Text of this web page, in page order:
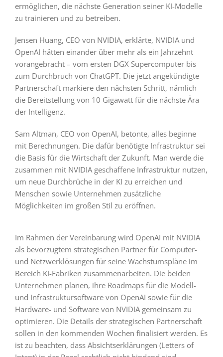
ermöglichen, die nächste Generation seiner KI-Modelle
zu trainieren und zu betreiben.
Jensen Huang, CEO von NVIDIA, erklärte, NVIDIA und
OpenAI hätten einander über mehr als ein Jahrzehnt
vorangebracht – vom ersten DGX Supercomputer bis
zum Durchbruch von ChatGPT. Die jetzt angekündigte
Partnerschaft markiere den nächsten Schritt, nämlich
die Bereitstellung von 10 Gigawatt für die nächste Ära
der Intelligenz.
Sam Altman, CEO von OpenAI, betonte, alles beginne
mit Berechnungen. Die dafür benötigte Infrastruktur sei
die Basis für die Wirtschaft der Zukunft. Man werde die
zusammen mit NVIDIA geschaffene Infrastruktur nutzen,
um neue Durchbrüche in der KI zu erreichen und
Menschen sowie Unternehmen zusätzliche
Möglichkeiten im großen Stil zu eröffnen.
Im Rahmen der Vereinbarung wird OpenAI mit NVIDIA
als bevorzugtem strategischen Partner für Computer-
und Netzwerklösungen für seine Wachstumspläne im
Bereich KI-Fabriken zusammenarbeiten. Die beiden
Unternehmen planen, ihre Roadmaps für die Modell-
und Infrastruktursoftware von OpenAI sowie für die
Hardware- und Software von NVIDIA gemeinsam zu
optimieren. Die Details der strategischen Partnerschaft
sollen in den kommenden Wochen finalisiert werden. Es
ist zu beachten, dass Absichtserklärungen (Letters of